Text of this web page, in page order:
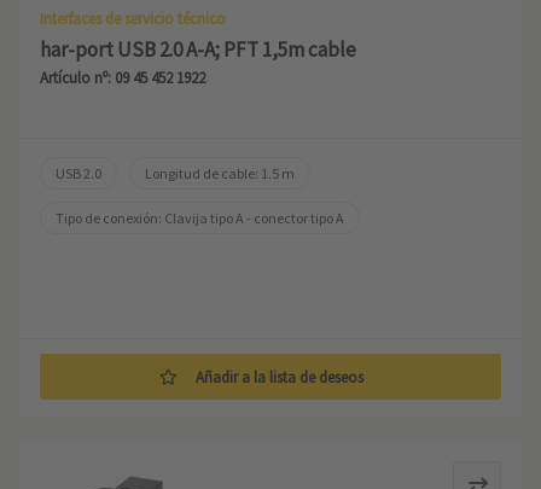
Interfaces de servicio técnico
har-port USB 2.0 A-A; PFT 1,5m cable
Artículo nº: 09 45 452 1922
USB 2.0 Longitud de cable: 1.5 m
Tipo de conexión: Clavija tipo A - conector tipo A
Añadir a la lista de deseos